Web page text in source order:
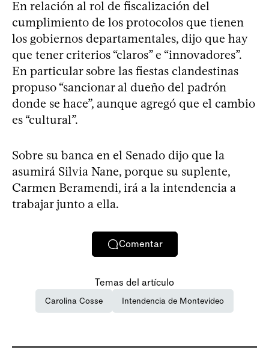
En relación al rol de fiscalización del
cumplimiento de los protocolos que tienen
los gobiernos departamentales, dijo que hay
que tener criterios “claros” e “innovadores”.
En particular sobre las fiestas clandestinas
propuso “sancionar al dueño del padrón
donde se hace”, aunque agregó que el cambio
es “cultural”.
Sobre su banca en el Senado dijo que la
asumirá Silvia Nane, porque su suplente,
Carmen Beramendi, irá a la intendencia a
trabajar junto a ella.
Comentar
Temas del artículo
Carolina Cosse Intendencia de Montevideo